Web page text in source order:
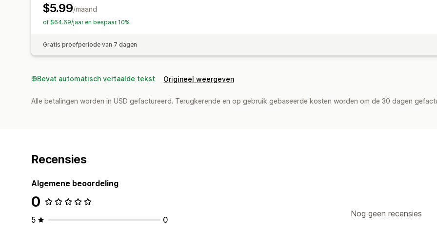
$5.99/maand
of $64.69/jaar en bespaar 10%
Gratis proefperiode van 7 dagen
Bevat automatisch vertaalde tekst Origineel weergeven
Alle betalingen worden in USD gefactureerd. Terugkerende en op gebruik gebaseerde kosten worden om de 30 dagen
Recensies
Algemene beoordeling
0
5
0
Nog geen recensies